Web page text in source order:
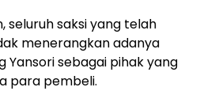
seluruh saksi yang telah
menerangkan adanya
Yansori sebagai pihak yang
para pembeli.